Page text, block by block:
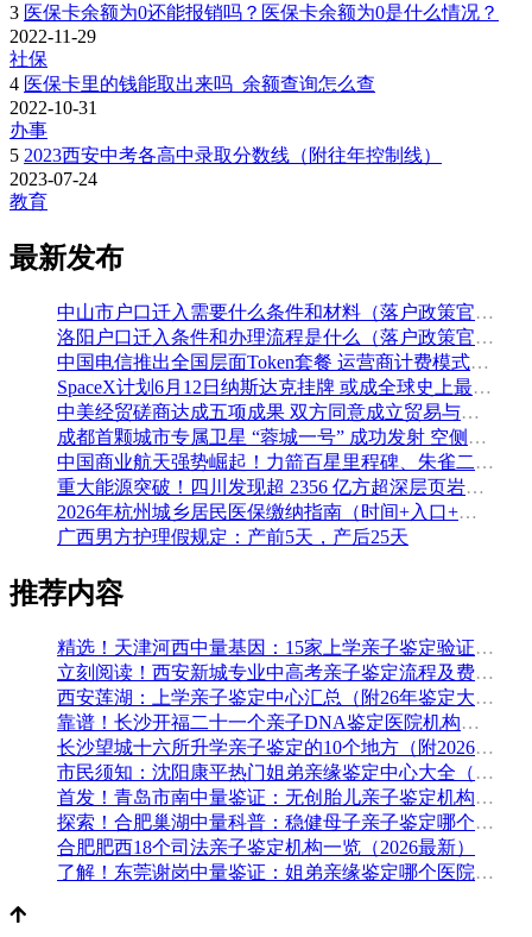
3 医保卡余额为0还能报销吗？医保卡余额为0是什么情况？
2022-11-29
社保
4 医保卡里的钱能取出来吗_余额查询怎么查
2022-10-31
办事
5 2023西安中考各高中录取分数线（附往年控制线）
2023-07-24
教育
最新发布
中山市户口迁入需要什么条件和材料（落户政策官方解读）
洛阳户口迁入条件和办理流程是什么（落户政策官方问答汇总）
中国电信推出全国层面Token套餐 运营商计费模式从”流量”迈向”算力”
SpaceX计划6月12日纳斯达克挂牌 或成全球史上最大规模IPO
中美经贸磋商达成五项成果 双方同意成立贸易与投资双理事会
成都首颗城市专属卫星 “蓉城一号” 成功发射 空侧直转模式同步落地 双重大突破助力国际门户枢纽建设
中国商业航天强势崛起！力箭百星里程碑、朱雀二号改进型发射成功
重大能源突破！四川发现超 2356 亿方超深层页岩气田，保障国家能源安全
2026年杭州城乡居民医保缴纳指南（时间+入口+金额）
广西男方护理假规定：产前5天，产后25天
推荐内容
精选！天津河西中量基因：15家上学亲子鉴定验证组织收集（附2026年鉴定办理攻略）
立刻阅读！西安新城专业中高考亲子鉴定流程及费用(附鉴定机构查询一览)
西安莲湖：上学亲子鉴定中心汇总（附26年鉴定大全）
靠谱！长沙开福二十一个亲子DNA鉴定医院机构名单一览（附2026年办理攻略）
长沙望城十六所升学亲子鉴定的10个地方（附2026年鉴定手续）
市民须知：沈阳康平热门姐弟亲缘鉴定中心大全（附做亲子鉴定的材料）
首发！青岛市南中量鉴证：无创胎儿亲子鉴定机构大全（附最新亲子鉴定机构名录）
探索！合肥巢湖中量科普：稳健母子亲子鉴定哪个医院可以做（附2026年汇总鉴定）
合肥肥西18个司法亲子鉴定机构一览（2026最新）
了解！东莞谢岗中量鉴证：姐弟亲缘鉴定哪个医院可以做（附2026年汇总鉴定）